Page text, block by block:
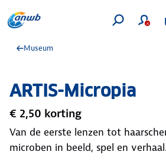
Museum
ARTIS-Micropia
€ 2,50 korting
Van de eerste lenzen tot
microben in beeld, spel en verhaal.